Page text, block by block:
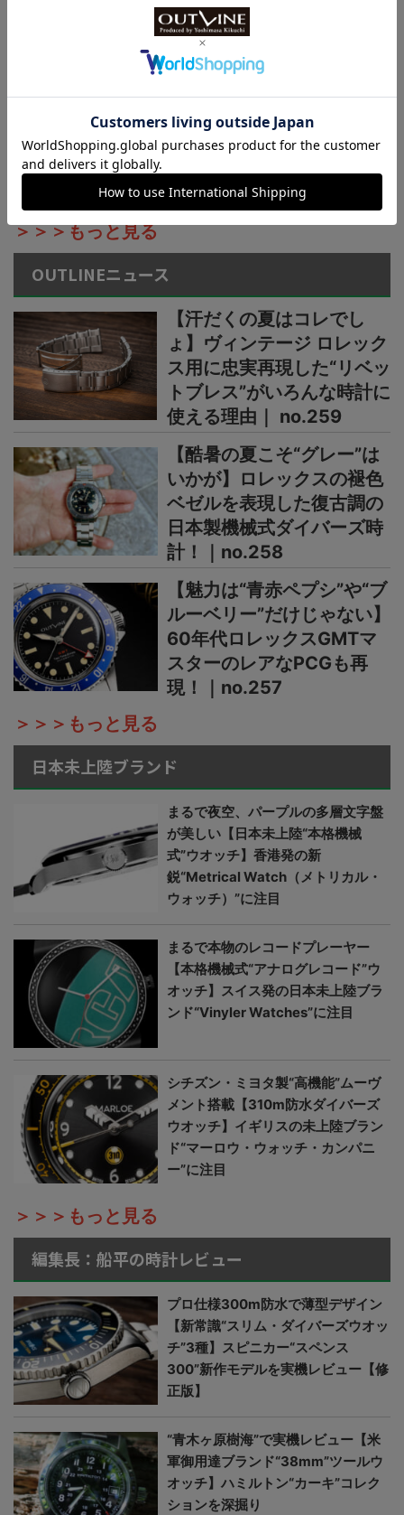
の本格アウトドアウオッ
チ】小物を収納できる新構
造リバーシブルベルト採用
カシオ“G-SHOCK”新作2種
【薄型・軽量な“メタルベゼ
ル×カーボン”仕様】“G-
STEEL”シリーズからウレタ
ンベルト仕様の新機軸
＞＞＞もっと見る
OUTLINEニュース
【汗だくの夏はコレでし
ょ】ヴィンテージ ロレック
ス用に忠実再現した“リベッ
トブレス”がいろんな時計に
使える理由｜ no.259
【酷暑の夏こそ“グレー”は
いかが】ロレックスの褪色
ベゼルを表現した復古調の
日本製機械式ダイバーズ時
計！｜no.258
【魅力は“青赤ペプシ”や“ブ
ルーベリー”だけじゃない】
60年代ロレックスGMTマ
スターのレアなPCGも再
現！｜no.257
＞＞＞もっと見る
日本未上陸ブランド
まるで夜空、パープルの多層文字盤
が美しい【日本未上陸“本格機械
式”ウオッチ】香港発の新
鋭“Metrical Watch（メトリカル・
ウォッチ）”に注目
まるで本物のレコードプレーヤー
【本格機械式“アナログレコード”ウ
オッチ】スイス発の日本未上陸ブラ
ンド“Vinyler Watches”に注目
シチズン・ミヨタ製“高機能”ムーヴ
メント搭載【310m防水ダイバーズ
ウオッチ】イギリスの未上陸ブラン
ド“マーロウ・ウォッチ・カンパニ
ー”に注目
＞＞＞もっと見る
編集長：船平の時計レビュー
プロ仕様300m防水で薄型デザイン
【新常識“スリム・ダイバーズウオッ
チ”3種】スピニカー“スペンス
300”新作モデルを実機レビュー【修
正版】
“青木ヶ原樹海”で実機レビュー【米
軍御用達ブランド“38mm”ツールウ
オッチ】ハミルトン“カーキ”コレク
ションを深掘り